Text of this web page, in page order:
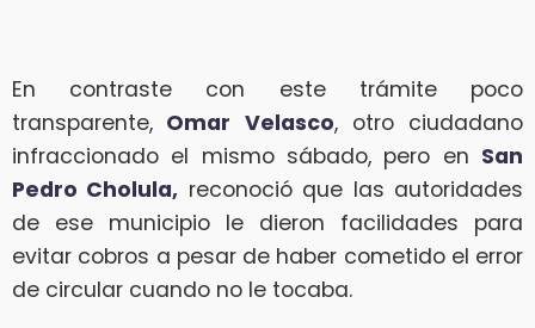
En contraste con este trámite poco
transparente, Omar Velasco, otro ciudadano
infraccionado el mismo sábado, pero en San
Pedro Cholula, reconoció que las autoridades
de ese municipio le dieron facilidades para
evitar cobros a pesar de haber cometido el error
de circular cuando no le tocaba.